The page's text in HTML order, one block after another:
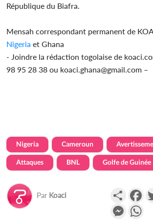
République du Biafra.
Mensah correspondant permanent de
Nigeria et Ghana
- Joindre la rédaction togolaise de
98 95 28 38 ou koaci.ghana@gmail.com –
Nigeria Cameroun
Attaques BNL Golfe de Guinée
Par Koaci